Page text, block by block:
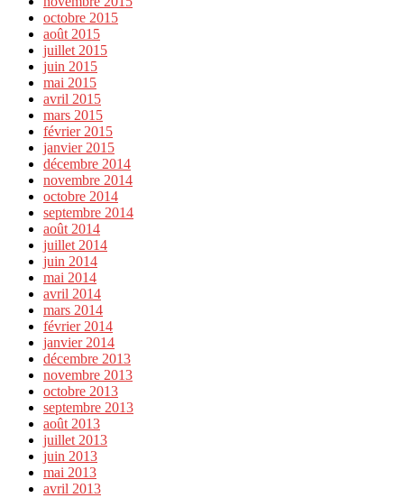
octobre 2015
août 2015
juillet 2015
juin 2015
mai 2015
avril 2015
mars 2015
février 2015
janvier 2015
décembre 2014
novembre 2014
octobre 2014
septembre 2014
août 2014
juillet 2014
juin 2014
mai 2014
avril 2014
mars 2014
février 2014
janvier 2014
décembre 2013
novembre 2013
octobre 2013
septembre 2013
août 2013
juillet 2013
juin 2013
mai 2013
avril 2013